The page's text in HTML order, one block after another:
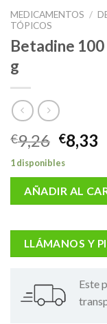
MEDICAMENTOS /
TÓPICOS
Betadine
g
€9,26 El
precio
era:
€9,26.
€8,33
1 disponibles
AÑADIR AL
LLÁMANOS Y
Este